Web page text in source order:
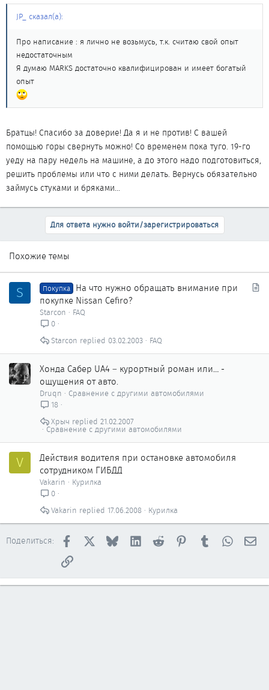
JP_ сказал(а):
Про написание : я лично не возьмусь, т.к. считаю свой опыт
недостаточным
Я думаю MARKS достаточно квалифицирован и имеет богатый
опыт
Братцы! Спасибо за доверие! Да я и не против! С вашей
помощью горы свернуть можно! Со временем пока туго. 19-го
уеду на пару недель на машине, а до этого надо подготовиться,
решить проблемы или что с ними делать. Вернусь обязательно
займусь стуками и бряками...
Для ответа нужно войти/зарегистрироваться
Похожие темы
S Покупка На что нужно обращать внимание при
покупке Nissan Cefiro?
Starcon
FAQ
0
FAQ
03.02.2003
Starcon
Хонда Сабер UA4 – курортный роман или… -
ощущения от авто.
Druqn
Сравнение с другими автомобилями
18
Сравнение с другими автомобилями
21.02.2007
Хрыч
V
Действия водителя при остановке автомобиля
сотрудником ГИБДД
Vakarin
Курилка
0
Курилка
17.06.2008
Vakarin
Поделиться: Facebook BlueskyLinkedInReddit PinterestTumblr
Ссылка